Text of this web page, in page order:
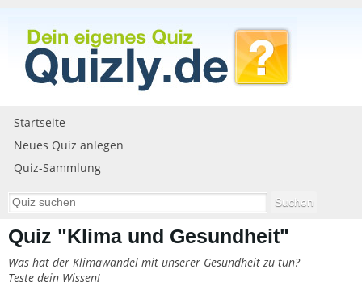
Startseite
Neues Quiz anlegen
Quiz-Sammlung
Quiz "Klima und Gesundheit"
Was hat der Klimawandel mit unserer Gesundheit zu tun?
Teste dein Wissen!